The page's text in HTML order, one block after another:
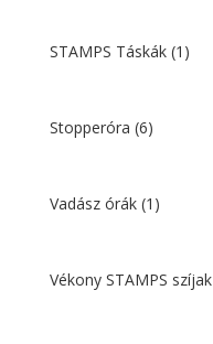
STAMPS Táskák (1)
Stopperóra (6)
Vadász órák (1)
Vékony STAMPS szíjak